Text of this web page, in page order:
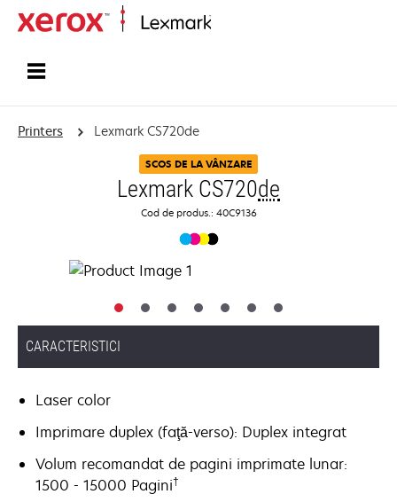
Printers Lexmark CS720de
SCOS DE LA VÂNZARE
Lexmark CS720de
Cod de produs.: 40C9136
CARACTERISTICI
Laser color
Imprimare duplex (faţă-verso): Duplex integrat
Volum recomandat de pagini imprimate lunar:
1500 - 15000 Pagini†